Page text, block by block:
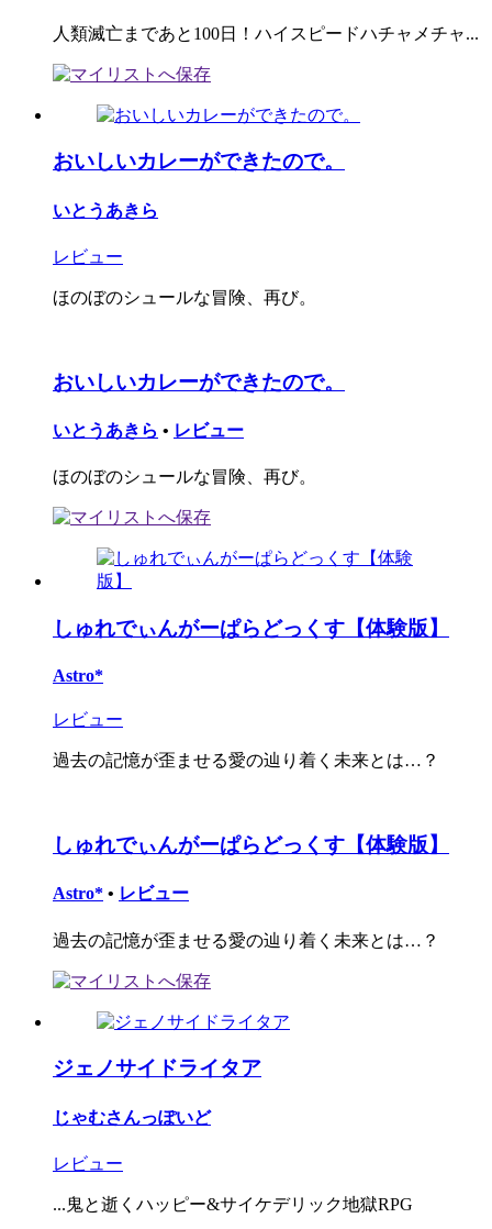
人類滅亡まであと100日！ハイスピードハチャメチャ...
おいしいカレーができたので。
いとうあきら
レビュー
ほのぼのシュールな冒険、再び。
おいしいカレーができたので。
いとうあきら • レビュー
ほのぼのシュールな冒険、再び。
しゅれでぃんがーぱらどっくす【体験版】
Astro*
レビュー
過去の記憶が歪ませる愛の辿り着く未来とは…？
しゅれでぃんがーぱらどっくす【体験版】
Astro* • レビュー
過去の記憶が歪ませる愛の辿り着く未来とは…？
ジェノサイドライタア
じゃむさんっぽいど
レビュー
...鬼と逝くハッピー&サイケデリック地獄RPG